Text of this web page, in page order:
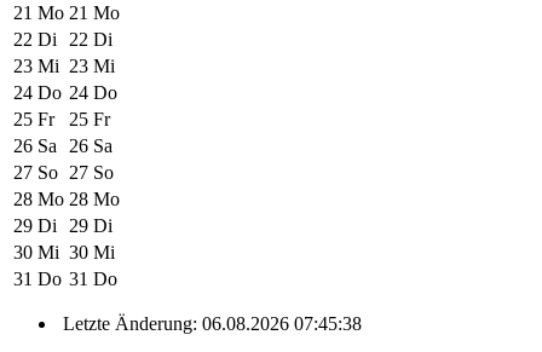
21 Mo 21 Mo
22 Di 22 Di
23 Mi 23 Mi
24 Do 24 Do
25 Fr 25 Fr
26 Sa 26 Sa
27 So 27 So
28 Mo 28 Mo
29 Di 29 Di
30 Mi 30 Mi
31 Do 31 Do
Letzte Änderung: 06.08.2026 07:45:38